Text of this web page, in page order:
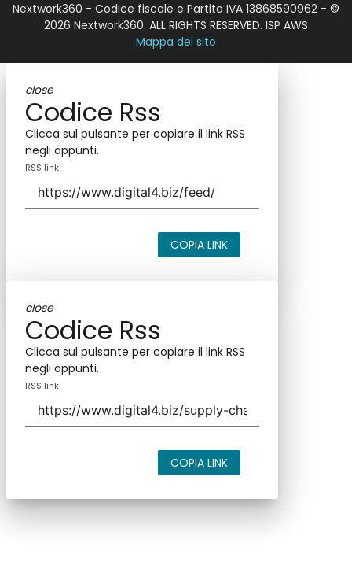
Nextwork360 - Codice fiscale e Partita IVA 13868590962 - ©
2026 Nextwork360. ALL RIGHTS RESERVED. ISP AWS
Mappa del sito
close
Codice Rss
Clicca sul pulsante per copiare il link RSS
negli appunti.
RSS link
COPIA LINK
close
Codice Rss
Clicca sul pulsante per copiare il link RSS
negli appunti.
RSS link
COPIA LINK